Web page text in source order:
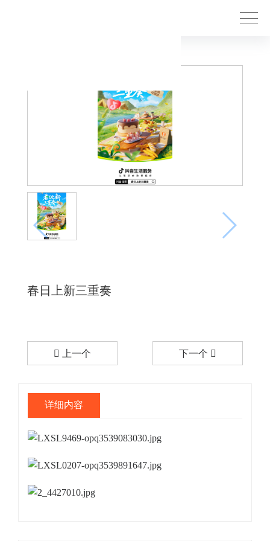
春日上新三重奏
上一个 下一个
详细内容